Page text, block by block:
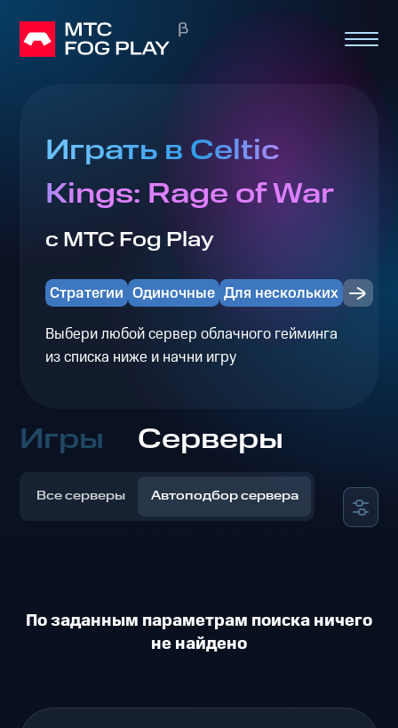
Играть в Celtic
Kings: Rage of War
с МТС Fog Play
Стратегии Одиночные Для нескольких
Выбери любой сервер облачного гейминга
из списка ниже и начни игру
Игры Серверы
Все серверы Автоподбор сервера
По заданным параметрам поиска ничего
не найдено